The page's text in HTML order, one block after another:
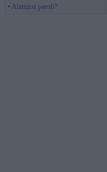
• Aizmirsi paroli?